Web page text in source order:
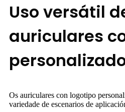
Uso versátil
auriculares
Os auriculares con logotipo
variedade de escenarios de